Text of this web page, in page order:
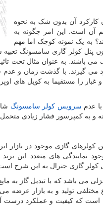
کارکرد آن بدون شک به نحوه
آن است. این امر چگونه به
به یک نمونه کوچک اما مهم
پنل کولر گازی سامسونگ تعبیه
باشند. به عنوان مثال تحت
می گیرند. با گذشت زمان و عدم
را مستقیما به کویل های
عدم سرویس کولر سامسونگ
و به کمپرسور فشار زیادی
گازی موجود در بازار
نمایندگی های متعدد این
کولر گازی جنرال به این شرح
می باشد که با تبدیل گاز به
مختلفی تولید و به بازار
که کیفیت و عملکرد درست